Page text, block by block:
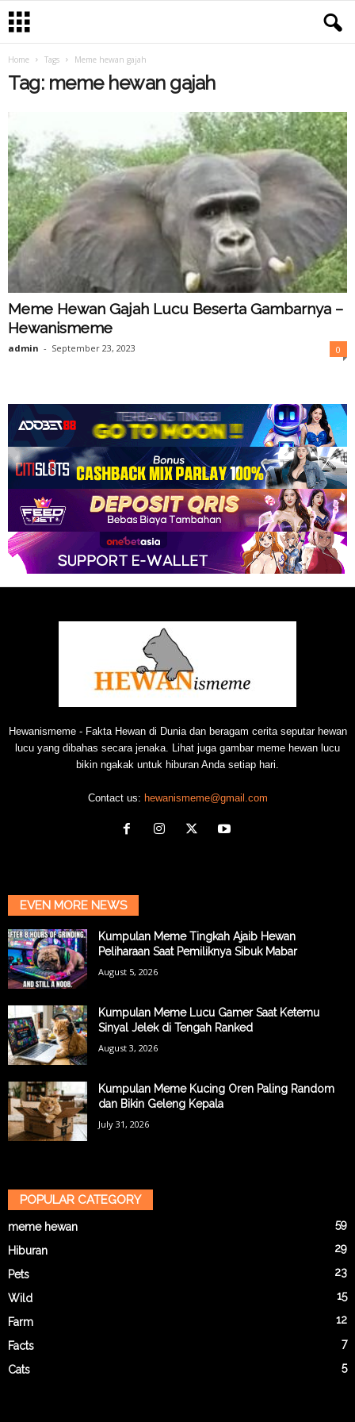
Home Tags Meme hewan gajah
Tag: meme hewan gajah
Meme Hewan Gajah Lucu Beserta Gambarnya –
Hewanismeme
admin - September 23, 2023 0
Hewanismeme - Fakta Hewan di Dunia dan beragam cerita seputar hewan
lucu yang dibahas secara jenaka. Lihat juga gambar meme hewan lucu
bikin ngakak untuk hiburan Anda setiap hari.
Contact us: hewanismeme@gmail.com
EVEN MORE NEWS
Kumpulan Meme Tingkah Ajaib Hewan
Peliharaan Saat Pemiliknya Sibuk Mabar
August 5, 2026
Kumpulan Meme Lucu Gamer Saat Ketemu
Sinyal Jelek di Tengah Ranked
August 3, 2026
Kumpulan Meme Kucing Oren Paling Random
dan Bikin Geleng Kepala
July 31, 2026
POPULAR CATEGORY
meme hewan 59
Hiburan 29
Pets 23
Wild 15
Farm 12
Facts 7
Cats 5